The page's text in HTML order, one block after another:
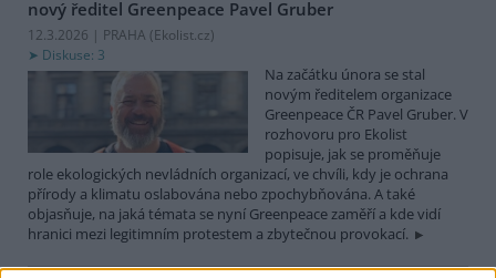
nový ředitel Greenpeace Pavel Gruber
12.3.2026 | PRAHA (Ekolist.cz)
Diskuse: 3
Na začátku února se stal
novým ředitelem organizace
Greenpeace ČR Pavel Gruber. V
rozhovoru pro Ekolist
popisuje, jak se proměňuje
role ekologických nevládních organizací, ve chvíli, kdy je ochrana
přírody a klimatu oslabována nebo zpochybňována. A také
objasňuje, na jaká témata se nyní Greenpeace zaměří a kde vidí
hranici mezi legitimním protestem a zbytečnou provokací.